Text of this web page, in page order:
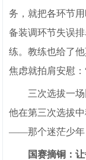
务，就把各环节
备装调环节失误
练。教练也给了
焦虑就拍肩安慰
三次选拔一
他在第三次选拔
——那个迷茫少年
国赛摘铜：